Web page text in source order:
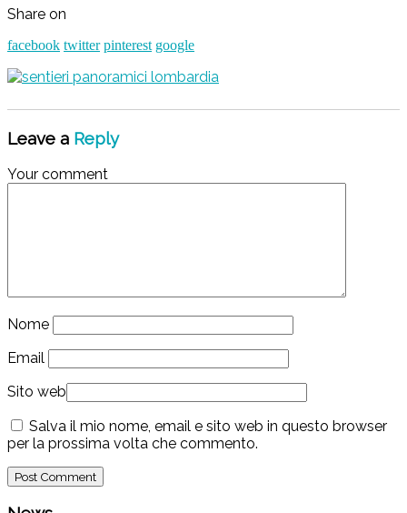
Share on
facebook twitter pinterest google
Leave a Reply
Your comment
Nome
Email
Sito web
Salva il mio nome, email e sito web in questo browser
per la prossima volta che commento.